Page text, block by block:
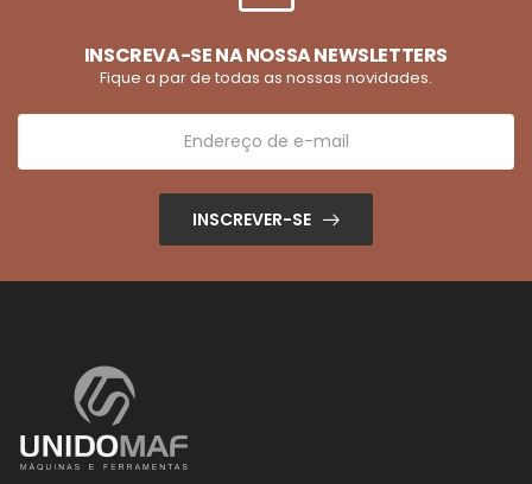
INSCREVA-SE NA NOSSA NEWSLETTERS
Fique a par de todas as nossas novidades.
INSCREVER-SE